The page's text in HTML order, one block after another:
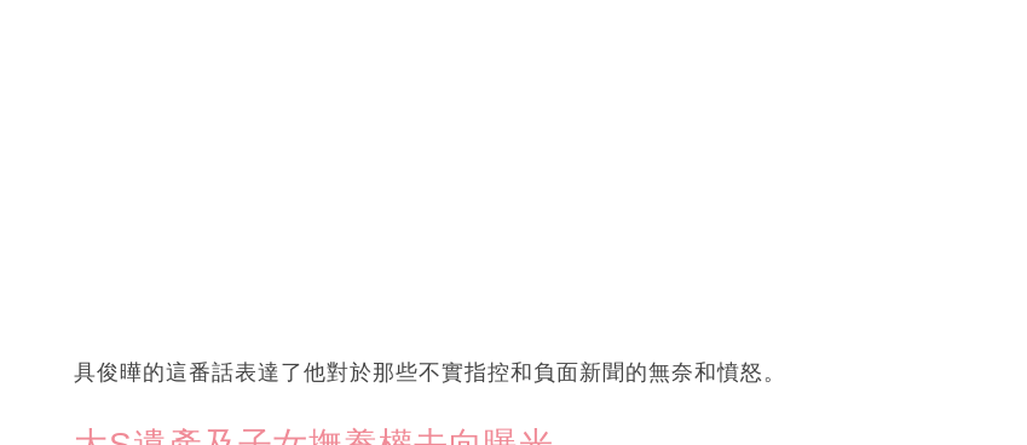
具俊曄的這番話表達了他對於那些不實指控和負面新聞的無奈和憤怒。